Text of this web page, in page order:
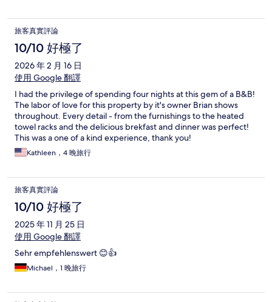
旅客真實評論
10/10 好極了
2026 年 2 月 16 日
使用 Google 翻譯
I had the privilege of spending four nights at this gem of a B&B!
The labor of love for this property by it's owner Brian shows
throughout. Every detail - from the furnishings to the heated
towel racks and the delicious brekfast and dinner was perfect!
This was a one of a kind experience, thank you!
Kathleen，4 晚旅行
旅客真實評論
10/10 好極了
2025 年 11 月 25 日
使用 Google 翻譯
Sehr empfehlenswert 😊👍
Michael，1 晚旅行